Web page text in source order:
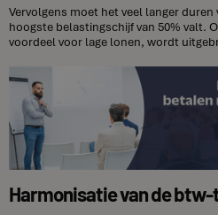
Vervolgens moet het veel langer
hoogste belastingschijf van 50% valt.
voordeel voor lage lonen, wordt
Harmonisatie van de